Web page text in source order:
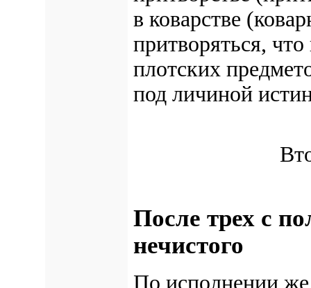
в коварстве
притворяться,
плотских
под личиной
После трех с
нечистого
По исполнении же